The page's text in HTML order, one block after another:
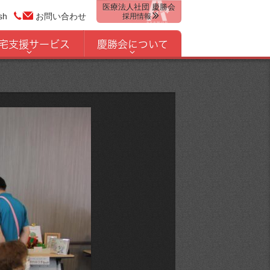
お問い合わせ
医療法人社団 慶勝会
採用情報
支援サービス 慶勝会について